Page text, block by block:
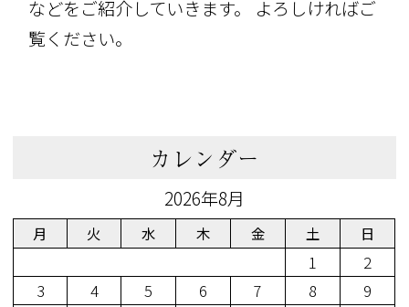
などをご紹介していきます。 よろしければご
覧ください。
カレンダー
2026年8月
月 火 水 木 金 土 日
1
2
3
4 5 6 7 8
9